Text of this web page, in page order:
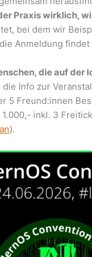
Praxis wirklich,
bei dem wir
Anmeldung
die auf der
Info zur
5 Freund:innen
inkl. 3
).